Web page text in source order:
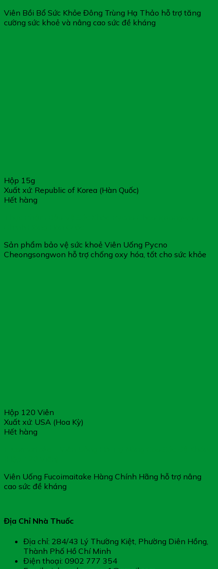
Viên Bồi Bổ Sức Khỏe Đông Trùng Hạ Thảo hỗ trợ tăng
cường sức khoẻ và nâng cao sức đề kháng
Hộp 15g
Xuất xứ: Republic of Korea (Hàn Quốc)
Hết hàng
Sản phẩm bảo vệ sức khoẻ Viên Uống Pycno
Cheongsongwon hỗ trợ chống oxy hóa, tốt cho sức khỏe
Hộp 120 Viên
Xuất xứ: USA (Hoa Kỳ)
Hết hàng
Viên Uống Fucoimaitake Hàng Chính Hãng hỗ trợ nâng
cao sức đề kháng
Địa Chỉ Nhà Thuốc
Địa chỉ: 284/43 Lý Thường Kiệt, Phường Diên Hồng,
Thành Phố Hồ Chí Minh
Điện thoại: 0902 777 354